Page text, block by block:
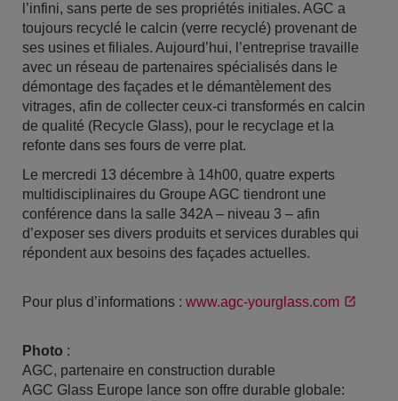
l’infini, sans perte de ses propriétés initiales. AGC a
toujours recyclé le calcin (verre recyclé) provenant de
ses usines et filiales. Aujourd’hui, l’entreprise travaille
avec un réseau de partenaires spécialisés dans le
démontage des façades et le démantèlement des
vitrages, afin de collecter ceux-ci transformés en calcin
de qualité (Recycle Glass), pour le recyclage et la
refonte dans ses fours de verre plat.
Le mercredi 13 décembre à 14h00, quatre experts
multidisciplinaires du Groupe AGC tiendront une
conférence dans la salle 342A – niveau 3 – afin
d’exposer ses divers produits et services durables qui
répondent aux besoins des façades actuelles.
Pour plus d’informations : www.agc-yourglass.com
Photo :
AGC, partenaire en construction durable
AGC Glass Europe lance son offre durable globale: